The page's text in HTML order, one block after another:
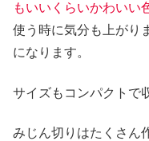
もいいくらいかわいい
使う時に気分も上がり
になります。
サイズもコンパクトで
みじん切りはたくさん